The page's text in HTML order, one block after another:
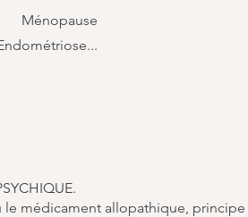
Ménopause
le médicament allopathique, principe